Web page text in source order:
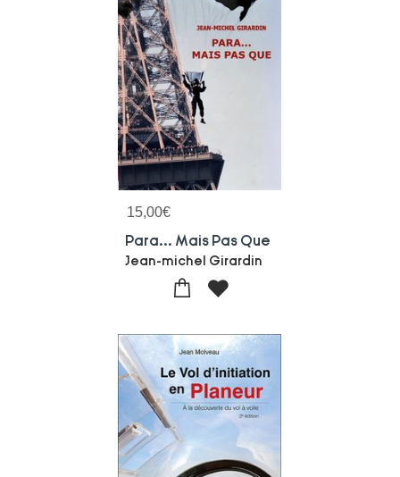
15,00€
Para... Mais Pas Que
Jean-michel Girardin